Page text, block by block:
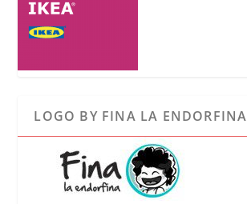
LOGO BY FINA LA ENDORFINA